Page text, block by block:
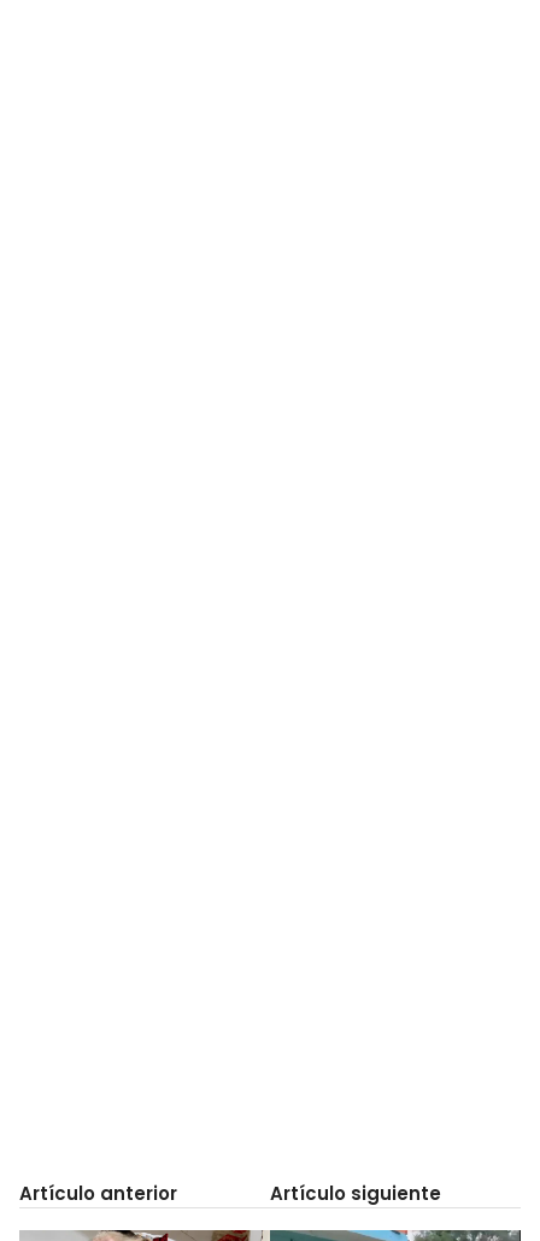
Artículo anterior Artículo siguiente